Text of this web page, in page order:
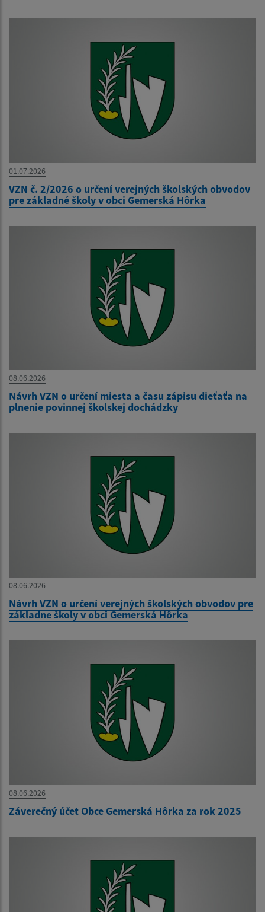
01.07.2026
VZN č. 2/2026 o určení verejných školských obvodov
pre základné školy v obci Gemerská Hôrka
08.06.2026
Návrh VZN o určení miesta a času zápisu dieťaťa na
plnenie povinnej školskej dochádzky
08.06.2026
Návrh VZN o určení verejných školských obvodov pre
základne školy v obci Gemerská Hôrka
08.06.2026
Záverečný účet Obce Gemerská Hôrka za rok 2025